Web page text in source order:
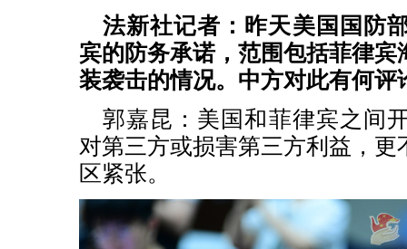
法新社记者：昨天美国国防
宾的防务承诺，范围包括菲律宾
装袭击的情况。中方对此有何评
郭嘉昆： 美国和菲律宾之间
对第三方或损害第三方利益，更
区紧张。